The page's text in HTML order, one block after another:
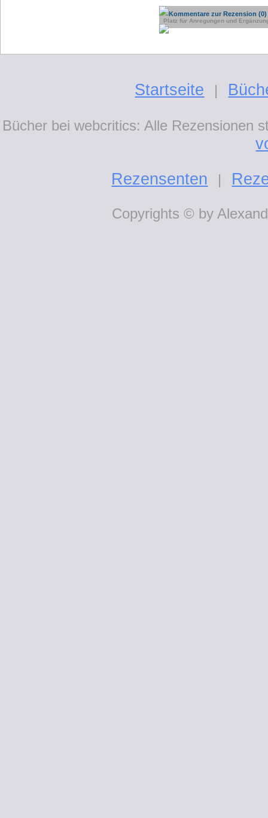
Kommentare zur Rezension (0)
Platz für Anregungen und
Startseite |
Bücher bei webcritics: Alle Rezensionen
Rezensenten
|
Copyrights © by